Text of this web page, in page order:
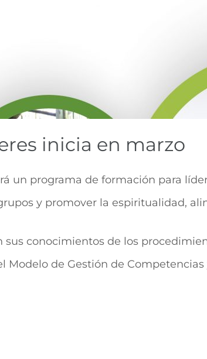
inicia en marzo
un programa de formación para
y promover la espiritualidad,
sus conocimientos de los
Modelo de Gestión de